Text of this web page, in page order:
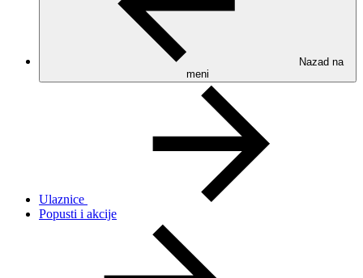
Nazad na
meni
Ulaznice
Popusti i akcije